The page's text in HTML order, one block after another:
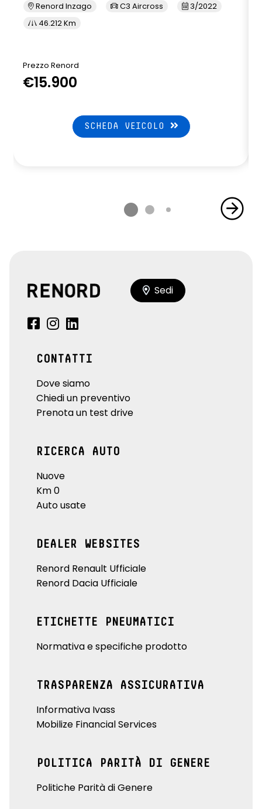
Renord Inzago C3 Aircross
3/2022
46.212 Km
Prezzo Renord
€15.900
SCHEDA VEICOLO
Sedi
CONTATTI
Dove siamo
Chiedi un preventivo
Prenota un test drive
RICERCA AUTO
Nuove
Km 0
Auto usate
DEALER WEBSITES
Renord Renault Ufficiale
Renord Dacia Ufficiale
ETICHETTE PNEUMATICI
Normativa e specifiche prodotto
TRASPARENZA ASSICURATIVA
Informativa Ivass
Mobilize Financial Services
POLITICA PARITÀ DI GENERE
Politiche Parità di Genere